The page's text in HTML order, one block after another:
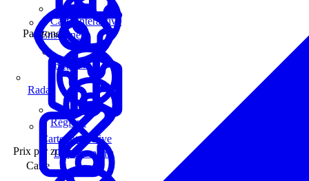
Enseignes
Carte interactive
Prix par zone
Régions
Départements
Carte
Carte interactive
Par zone
Régions
Radar